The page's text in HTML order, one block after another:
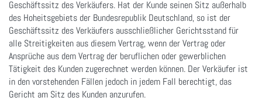
Geschäftssitz des Verkäufers. Hat der Kunde seinen Sitz außerhalb
des Hoheitsgebiets der Bundesrepublik Deutschland, so ist der
Geschäftssitz des Verkäufers ausschließlicher Gerichtsstand für
alle Streitigkeiten aus diesem Vertrag, wenn der Vertrag oder
Ansprüche aus dem Vertrag der beruflichen oder gewerblichen
Tätigkeit des Kunden zugerechnet werden können. Der Verkäufer ist
in den vorstehenden Fällen jedoch in jedem Fall berechtigt, das
Gericht am Sitz des Kunden anzurufen.